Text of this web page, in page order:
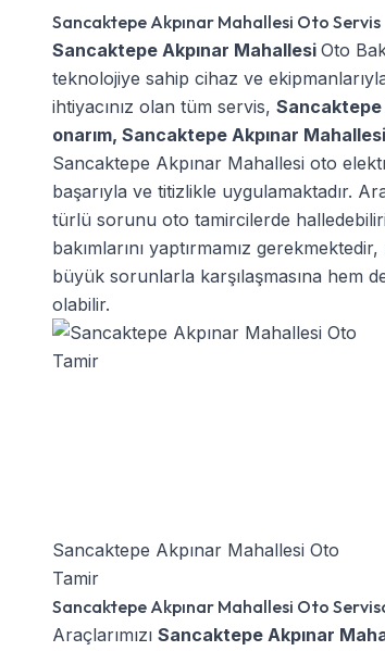
Sancaktepe Akpınar Mahallesi Oto Servis
Sancaktepe Akpınar Mahallesi Oto
teknolojiye sahip cihaz ve
ihtiyacınız olan tüm servis, Sancaktepe
onarım, Sancaktepe Akpınar
Sancaktepe Akpınar Mahallesi oto
başarıyla ve titizlikle uygulamaktadır.
türlü sorunu oto tamircilerde
bakımlarını yaptırmamız
büyük sorunlarla karşılaşmasına hem
olabilir.
Sancaktepe Akpınar Mahallesi Oto
Tamir
Sancaktepe Akpınar Mahallesi Oto
Araçlarımızı Sancaktepe Akpınar